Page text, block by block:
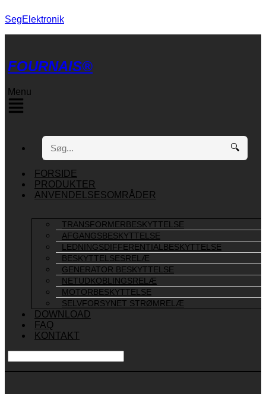
SegElektronik
FOURNAIS®
Menu
🔍
FORSIDE
PRODUKTER
ANVENDELSESOMRÅDER
TRANSFORMERBESKYTTELSE
AFGANGSBESKYTTELSE
LEDNINGSDIFFERENTIALBESKYTTELSE
BESKYTTELSESRELÆ
GENERATOR BESKYTTELSE
NETUDKOBLINGSRELÆ
MOTORBESKYTTELSE
SELVFORSYNET STRØMRELÆ
DOWNLOAD
FAQ
KONTAKT